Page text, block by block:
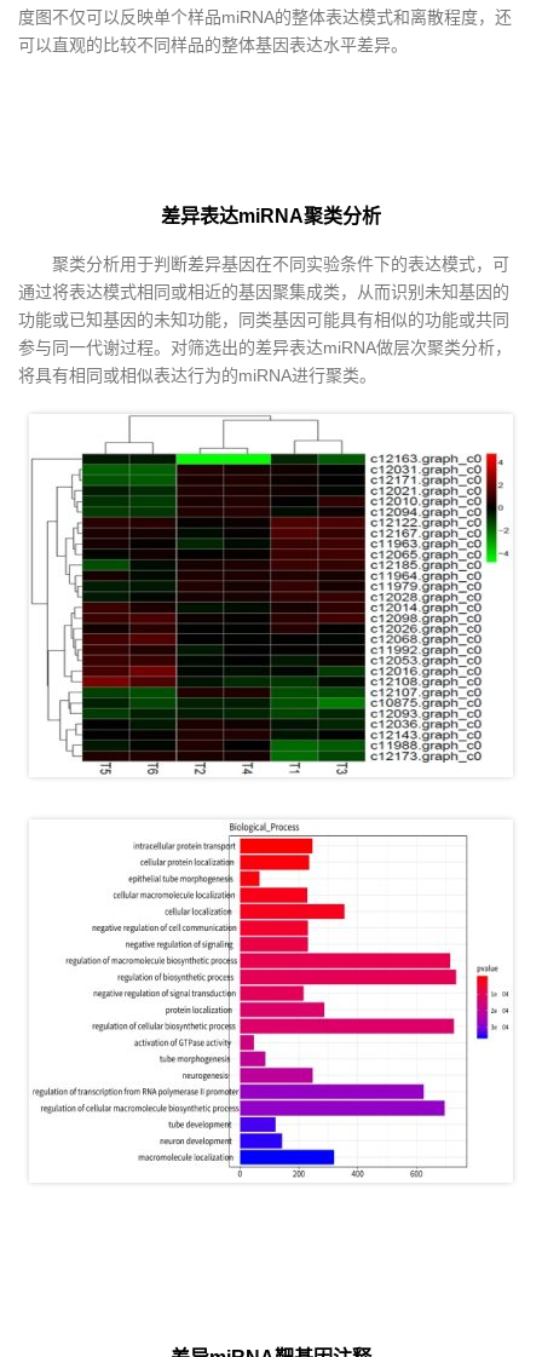
度图不仅可以反映单个样品miRNA的整体表达模式和离散程度，还
可以直观的比较不同样品的整体基因表达水平差异。
差异表达miRNA聚类分析
聚类分析用于判断差异基因在不同实验条件下的表达模式，可
通过将表达模式相同或相近的基因聚集成类，从而识别未知基因的
功能或已知基因的未知功能，同类基因可能具有相似的功能或共同
参与同一代谢过程。对筛选出的差异表达miRNA做层次聚类分析，
将具有相同或相似表达行为的miRNA进行聚类。